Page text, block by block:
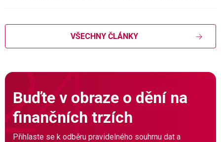
VŠECHNY ČLÁNKY
Buďte v obraze o dění na
finančních trzích
Přihlaste se k odběru pravidelného souhrnu dat a